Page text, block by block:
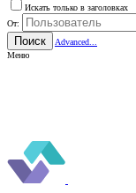
Искать только в заголовках
От:
Поиск
Advanced...
Меню